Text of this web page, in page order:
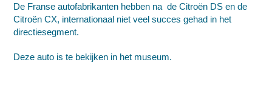
De Franse autofabrikanten hebben na de Citroën DS en de
Citroën CX, internationaal niet veel succes gehad in het
directiesegment.
Deze auto is te bekijken in het museum.